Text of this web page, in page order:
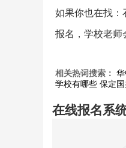
如果你也在找：
报名，学校老师
相关热词搜索：
学校有哪些 保定
在线报名系